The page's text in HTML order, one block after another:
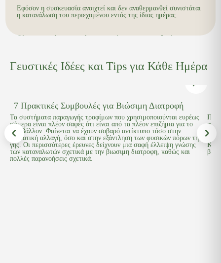
Εφόσον η συσκευασία ανοιχτεί και δεν αναθερμανθεί συνιστάται
η κατανάλωση του περιεχομένου εντός της ίδιας ημέρας.
Εάν χρειαστεί να μεταφέρετε τα γεύματα σας τοποθετήστε τα σε
Λόγω της φιλοσοφίας των προιόντων μας τα γεύματα περιέχουν
Γι'αυτό τον λόγο μπορείτε να προσθέσετε έξτρα την ποσότητα
Γευστικές Ιδέες και Tips για Κάθε Ημέρα
7 Πρακτικές Συμβουλές για Βιώσιμη Διατροφή
Τα συστήματα παραγωγής τροφίμων που χρησιμοποιούνται ευρέως
σήμερα είναι πλέον σαφές ότι είναι από τα πλέον επιζήμια για το
περιβάλλον. Φαίνεται να έχουν σοβαρό αντίκτυπο τόσο στην
κλιματική αλλαγή, όσο και στην εξάντληση των φυσικών πόρων της
γης. Οι περισσότερες έρευνες δείχνουν μια σαφή έλλειψη γνώσης
των καταναλωτών σχετικά με την βιωσιμη διατροφη, καθώς και
πολλές παρανοήσεις σχετικά.